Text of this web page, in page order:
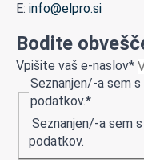
E: info@elpro.si
Bodite
Vpišite vaš e-naslov*
Seznanjen/-a sem
podatkov.*
Seznanjen/-a sem
podatkov.